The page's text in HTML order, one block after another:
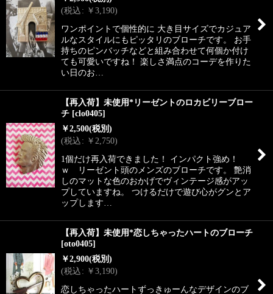
(税込: ￥3,190)
ワンポイントで個性的に 大き目サイズでカジュア
ルなスタイルにもピッタリのブローチです。 お手
持ちのピンバッチなどと組み合わせて何個か付け
ても可愛いですね！ 楽しさ満点のコーデを作りた
い日のお…
【再入荷】未使用*リーゼントのロカビリーブロー
チ [clo0405]
￥2,500(税別)
(税込: ￥ 2,750)
1個だけ再入荷できました！ インパクト強め！
ｗ リーゼント頭のメンズのブローチです。 艶消
しのマットな色のおかげでヴィンテージ感がアッ
プしていますね。 つけるだけで遊び心がグンとア
ップします…
【再入荷】未使用*恋しちゃったハートのブローチ
[oto0405]
￥2,900(税別)
(税込: ￥3,190)
恋しちゃったハートずっきゅーんなデザインのブ